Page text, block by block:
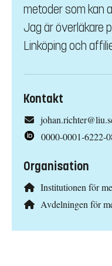
metoder som kan
Jag är överläkare
Linköping och
Kontakt
0000-0001-6222-
Organisation
Institutionen för
Avdelningen för